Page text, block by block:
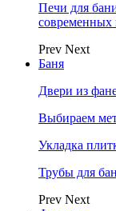
Печи для
Prev Next
Баня
Двери из
Выбираем
Укладка
Трубы для
Prev Next